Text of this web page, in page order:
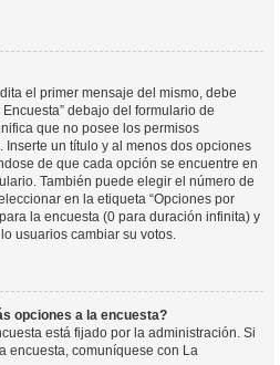
el primer mensaje del mismo, debe
debajo del formulario de
que no posee los permisos
un título y al menos dos opciones
de que cada opción se encuentre en
También puede elegir el número de
en la etiqueta “Opciones por
la encuesta (0 para duración infinita) y
usuarios cambiar su votos.
opciones a la encuesta?
está fijado por la administración. Si
encuesta, comuníquese con La